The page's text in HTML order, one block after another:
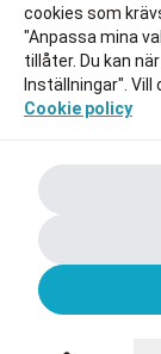
cookies som
"Anpassa mina
tillåter. Du kan
Inställningar". Vill
Cookie policy